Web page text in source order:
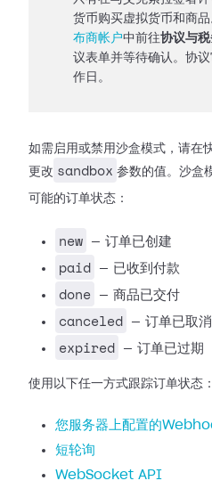
货币购买虚拟货币和商
布商帐户中前往协议与
议表单并等待确认。协
作日。
如需启用或禁用沙盒模式，请在
更改 sandbox 参数的值。沙盒
可能的订单状态：
new — 订单已创建
paid — 已收到付款
done — 商品已交付
canceled — 订单已取消
expired — 订单已过期
使用以下任一方式跟踪订单状态：
您服务器上配置的
短轮询
WebSocket API